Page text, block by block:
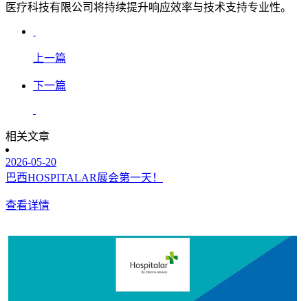
医疗科技有限公司将持续提升响应效率与技术支持专业性。
上一篇
下一篇
相关文章
2026-05-20
巴西HOSPITALAR展会第一天！
查看详情